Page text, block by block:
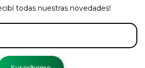
todas nuestras novedades!